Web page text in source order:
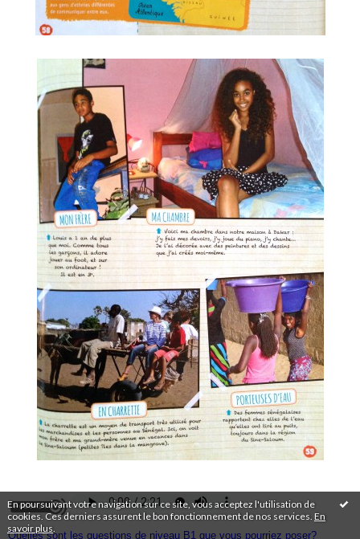
En poursuivant votre navigation sur ce site, vous acceptez l'utilisation de
cookies. Ces derniers assurent le bon fonctionnement de nos services. En
savoir plus
Quelles sont les questions de niveau B1 que vous pourriez poser?